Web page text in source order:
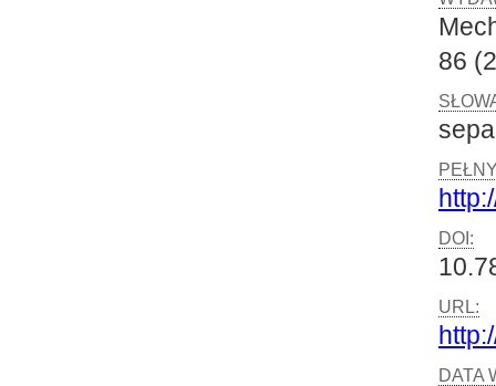
86
DOI:
URL:
DATA